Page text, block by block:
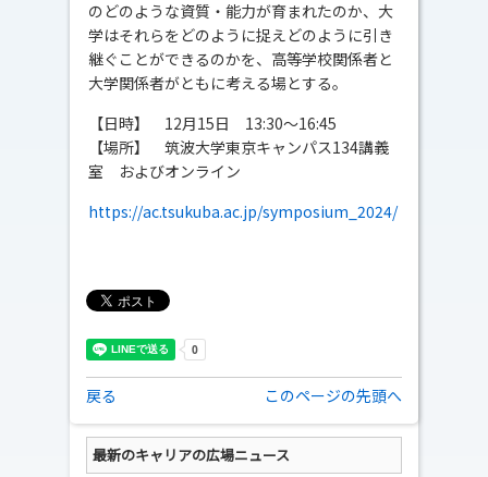
のどのような資質・能力が育まれたのか、大
学はそれらをどのように捉えどのように引き
継ぐことができるのかを、高等学校関係者と
大学関係者がともに考える場とする。
【日時】 12月15日 13:30～16:45
【場所】 筑波大学東京キャンパス134講義
室 およびオンライン
https://ac.tsukuba.ac.jp/symposium_2024/
戻る このページの先頭へ
最新のキャリアの広場ニュース